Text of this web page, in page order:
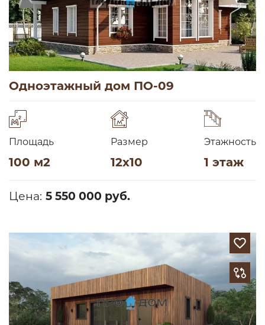
Одноэтажный дом ПО-09
Площадь
100 м2
Размер
12х10
Этажность
1 этаж
Цена: 5 550 000 руб.